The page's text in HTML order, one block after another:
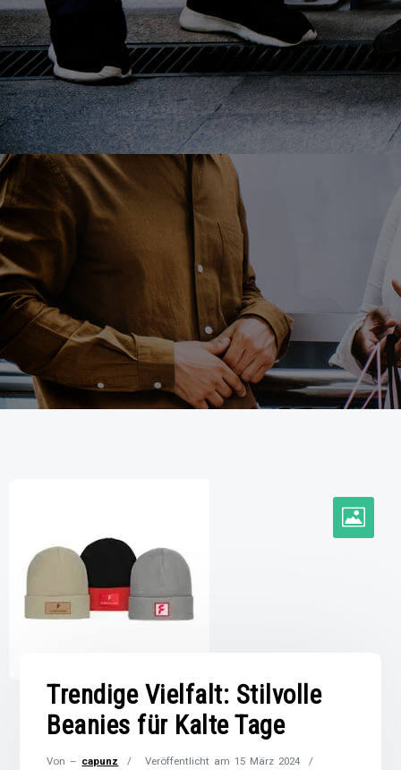
Trendige Vielfalt: Stilvolle
Beanies für Kalte Tage
Von – capunz Veröffentlicht am15 März 2024